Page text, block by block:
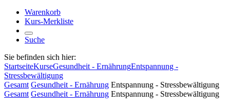
Warenkorb
Kurs-Merkliste
Suche
Sie befinden sich hier:
StartseiteKurseGesundheit - ErnährungEntspannung -
Stressbewältigung
Gesamt Gesundheit - Ernährung Entspannung - Stressbewältigung
Gesamt Gesundheit - Ernährung Entspannung - Stressbewältigung